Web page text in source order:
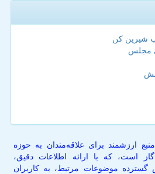
شیرین کن
مجلس
ارزشمند برای علاقه‌مندان به حوزه
است، که با ارائه اطلاعات دقیق،
موضوعات مرتبط، به کاربران